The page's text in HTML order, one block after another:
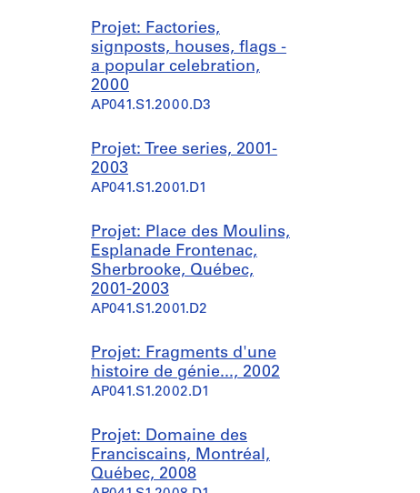
Projet: Factories,
signposts, houses, flags -
a popular celebration,
2000
AP041.S1.2000.D3
Projet: Tree series, 2001-
2003
AP041.S1.2001.D1
Projet: Place des Moulins,
Esplanade Frontenac,
Sherbrooke, Québec,
2001-2003
AP041.S1.2001.D2
Projet: Fragments d'une
histoire de génie..., 2002
AP041.S1.2002.D1
Projet: Domaine des
Franciscains, Montréal,
Québec, 2008